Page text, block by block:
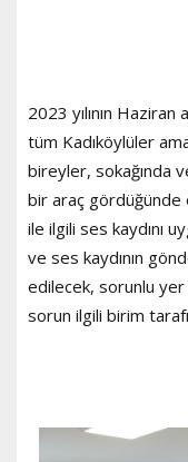
2023 yılının Haziran
tüm Kadıköylüler
bireyler, sokağında
bir araç gördüğünde
ile ilgili ses kaydını
ve ses kaydının
edilecek, sorunlu
sorun ilgili birim